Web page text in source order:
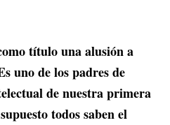
título una alusión a
uno de los padres de
de nuestra primera
todos saben el